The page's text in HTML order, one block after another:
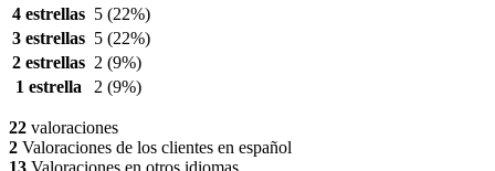
4 estrellas 5 (22%)
3 estrellas 5 (22%)
2 estrellas 2 (9%)
1 estrella
2 (9%)
22 valoraciones
2 Valoraciones de los clientes en español
13 Valoraciones en otros idiomas